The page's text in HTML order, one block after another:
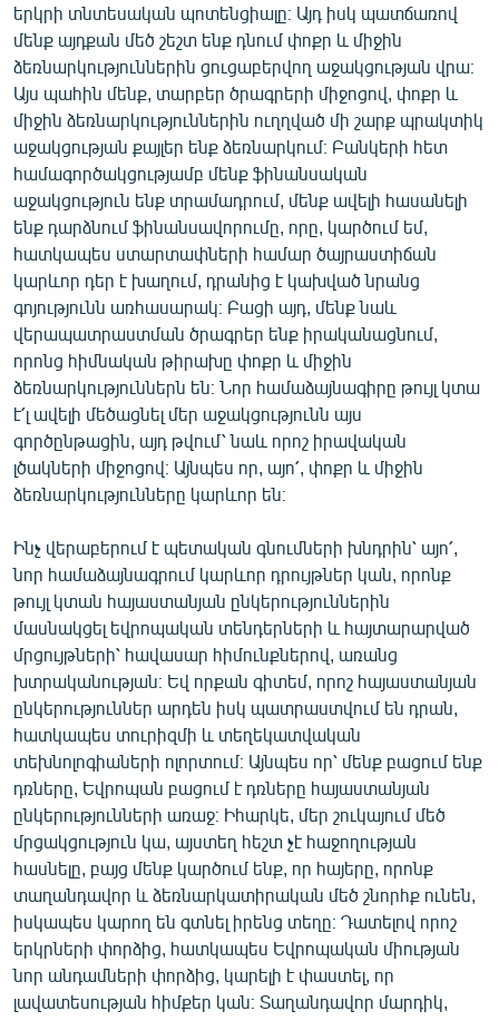
երկրի տնտեսական պոտենցիալը։ Այդ իսկ պատճառով
մենք այդքան մեծ շեշտ ենք դնում փոքր և միջին
ձեռնարկություններին ցուցաբերվող աջակցության վրա։
Այս պահին մենք, տարբեր ծրագրերի միջոցով, փոքր և
միջին ձեռնարկություններին ուղղված մի շարք պրակտիկ
աջակցության քայլեր ենք ձեռնարկում։ Բանկերի հետ
համագործակցությամբ մենք ֆինանսական
աջակցություն ենք տրամադրում, մենք ավելի հասանելի
ենք դարձնում ֆինանսավորումը, որը, կարծում եմ,
հատկապես ստարտափների համար ծայրաստիճան
կարևոր դեր է խաղում, դրանից է կախված նրանց
գոյությունն առհասարակ։ Բացի այդ, մենք նաև
վերապատրաստման ծրագրեր ենք իրականացնում,
որոնց հիմնական թիրախը փոքր և միջին
ձեռնարկություններն են։ Նոր համաձայնագիրը թույլ կտա
է՛լ ավելի մեծացնել մեր աջակցությունն այս
գործընթացին, այդ թվում՝ նաև որոշ իրավական
լծակների միջոցով։ Այնպես որ, այո՛, փոքր և միջին
ձեռնարկությունները կարևոր են։
Ինչ վերաբերում է պետական գնումների խնդրին՝ այո՛,
նոր համաձայնագրում կարևոր դրույթներ կան, որոնք
թույլ կտան հայաստանյան ընկերություններին
մասնակցել եվրոպական տենդերների և հայտարարված
մրցույթների՝ հավասար հիմունքներով, առանց
խտրականության։ Եվ որքան գիտեմ, որոշ հայաստանյան
ընկերություններ արդեն իսկ պատրաստվում են դրան,
հատկապես տուրիզմի և տեղեկատվական
տեխնոլոգիաների ոլորտում։ Այնպես որ՝ մենք բացում ենք
դռները, Եվրոպան բացում է դռները հայաստանյան
ընկերությունների առաջ։ Իհարկե, մեր շուկայում մեծ
մրցակցություն կա, այստեղ հեշտ չէ հաջողության
հասնելը, բայց մենք կարծում ենք, որ հայերը, որոնք
տաղանդավոր և ձեռնարկատիրական մեծ շնորհք ունեն,
իսկապես կարող են գտնել իրենց տեղը։ Դատելով որոշ
երկրների փորձից, հատկապես Եվրոպական միության
նոր անդամների փորձից, կարելի է փաստել, որ
լավատեսության հիմքեր կան։ Տաղանդավոր մարդիկ,